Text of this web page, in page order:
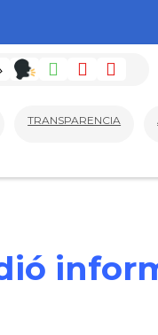
TRANSPARENCIA